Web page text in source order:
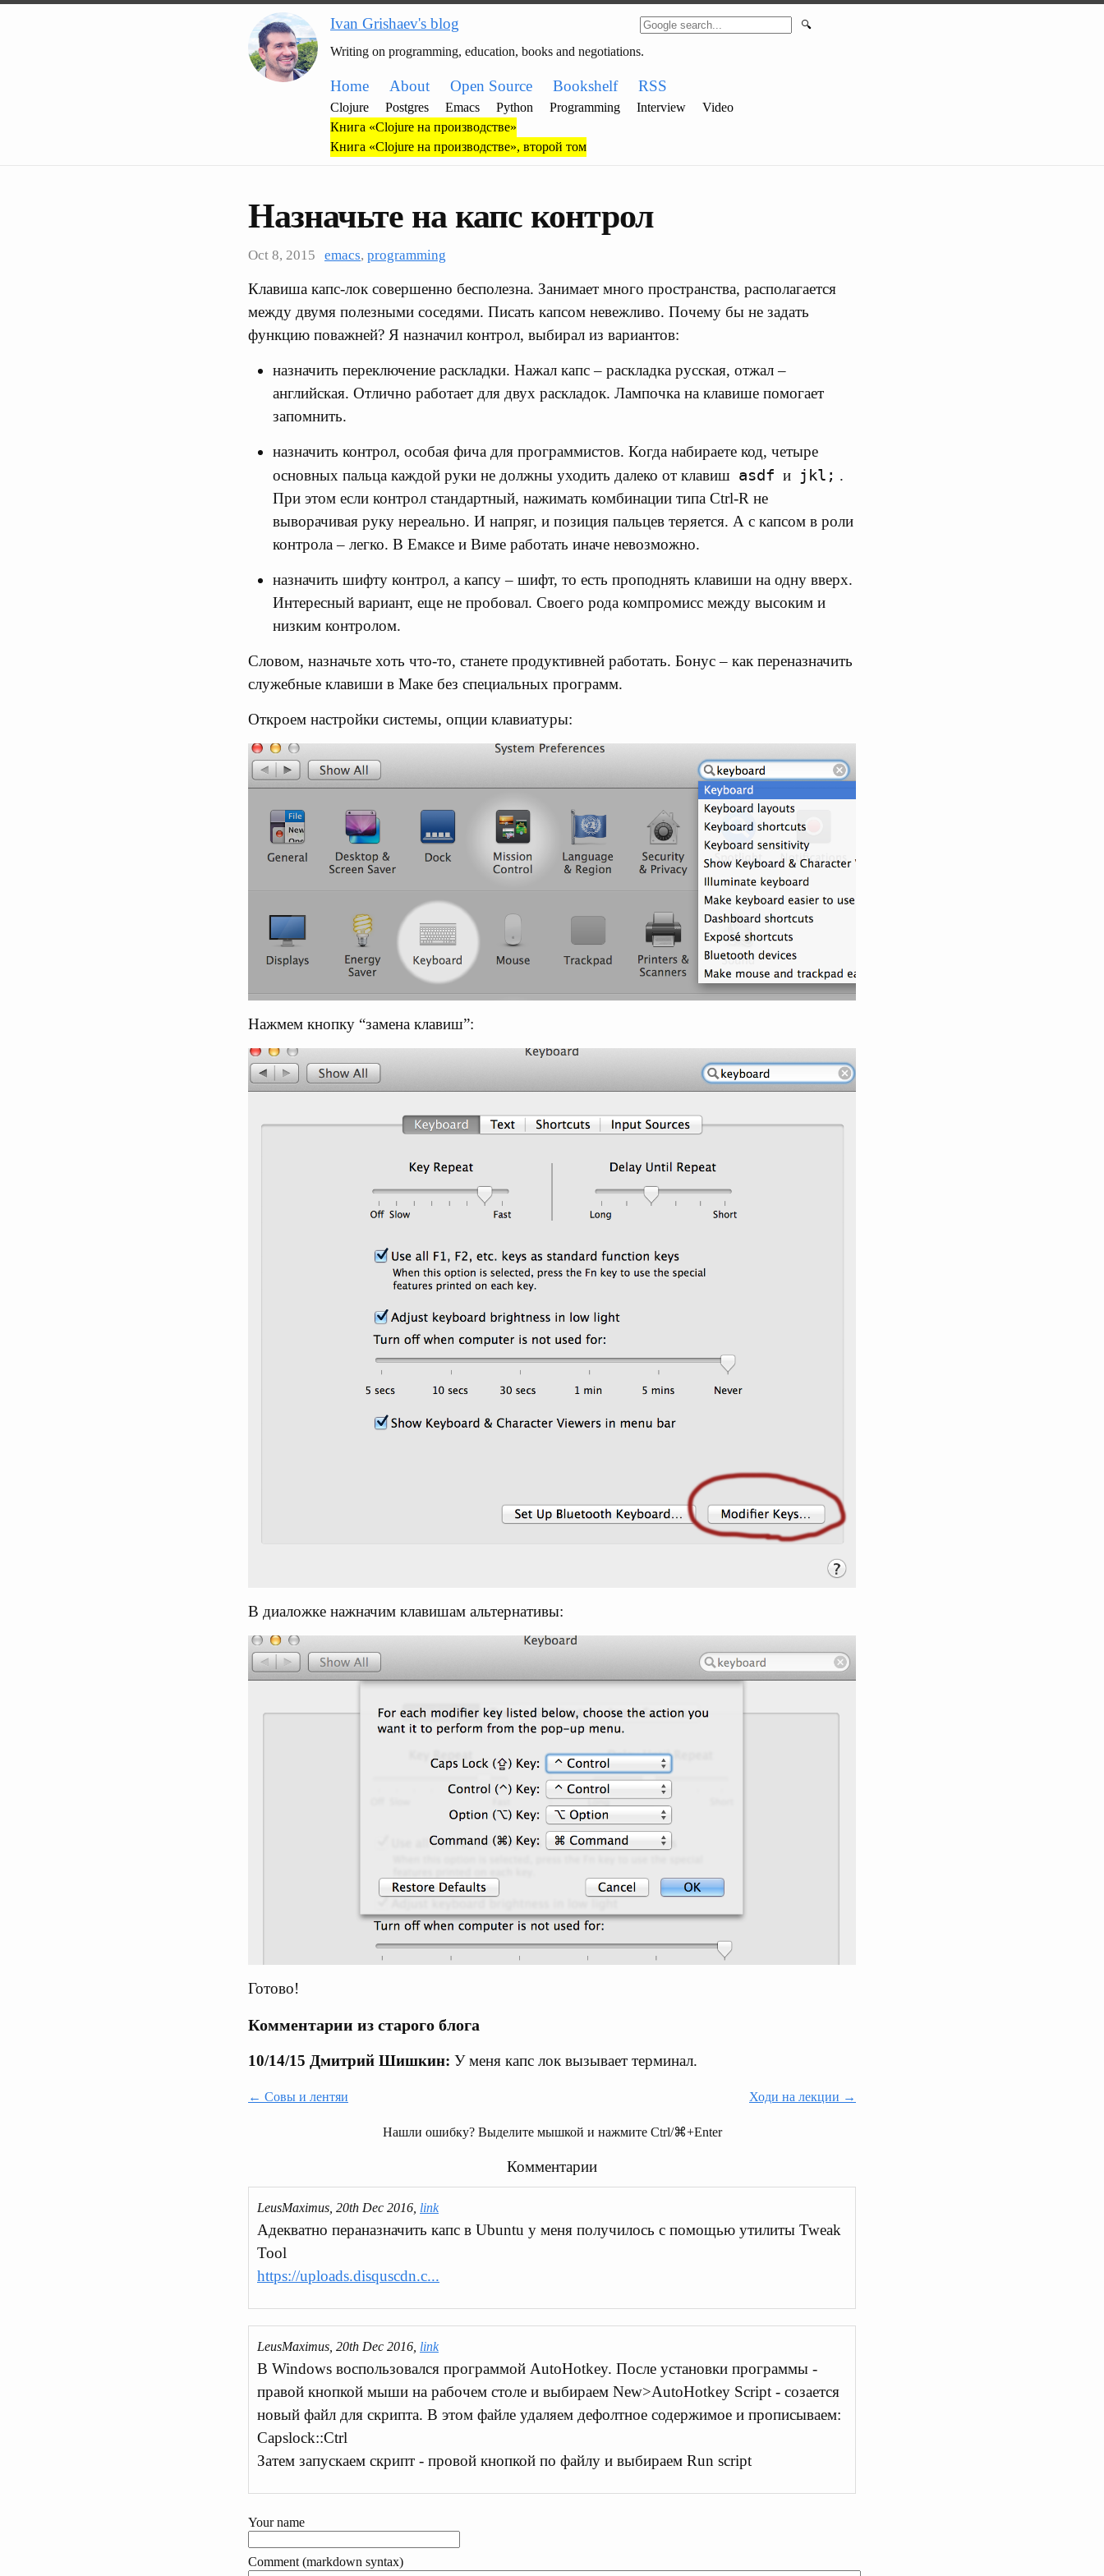
Ivan Grishaev's blog 🔍
Writing on programming, education, books and negotiations.
Home About Open Source Bookshelf RSS
Clojure Postgres Emacs Python Programming Interview
Video
Книга «Clojure на производстве»
Книга «Clojure на производстве», второй том
Назначьте на капс контрол
Oct 8, 2015 emacs, programming
Клавиша капс-лок совершенно бесполезна. Занимает много пространства, располагается
между двумя полезными соседями. Писать капсом невежливо. Почему бы не задать
функцию поважней? Я назначил контрол, выбирал из вариантов:
назначить переключение раскладки. Нажал капс – раскладка русская, отжал –
английская. Отлично работает для двух раскладок. Лампочка на клавише помогает
запомнить.
назначить контрол, особая фича для программистов. Когда набираете код, четыре
основных пальца каждой руки не должны уходить далеко от клавиш asdf и jkl; .
При этом если контрол стандартный, нажимать комбинации типа Ctrl-R не
выворачивая руку нереально. И напряг, и позиция пальцев теряется. А с капсом в роли
контрола – легко. В Емаксе и Виме работать иначе невозможно.
назначить шифту контрол, а капсу – шифт, то есть проподнять клавиши на одну вверх.
Интересный вариант, еще не пробовал. Своего рода компромисс между высоким и
низким контролом.
Словом, назначьте хоть что-то, станете продуктивней работать. Бонус – как переназначить
служебные клавиши в Маке без специальных программ.
Откроем настройки системы, опции клавиатуры:
Нажмем кнопку “замена клавиш”:
В диаложке нажначим клавишам альтернативы:
Готово!
Комментарии из старого блога
10/14/15 Дмитрий Шишкин: У меня капс лок вызывает терминал.
← Совы и лентяи Ходи на лекции →
Нашли ошибку? Выделите мышкой и нажмите Ctrl/⌘+Enter
Комментарии
LeusMaximus, 20th Dec 2016, link
Адекватно пераназначить капс в Ubuntu у меня получилось с помощью утилиты Tweak
Tool
https://uploads.disquscdn.c...
LeusMaximus, 20th Dec 2016, link
В Windows воспользовался программой AutoHotkey. После установки программы -
правой кнопкой мыши на рабочем столе и выбираем New>AutoHotkey Script - созается
новый файл для скрипта. В этом файле удаляем дефолтное содержимое и прописываем:
Capslock::Ctrl
Затем запускаем скрипт - провой кнопкой по файлу и выбираем Run script
Your name
Comment (markdown syntax)